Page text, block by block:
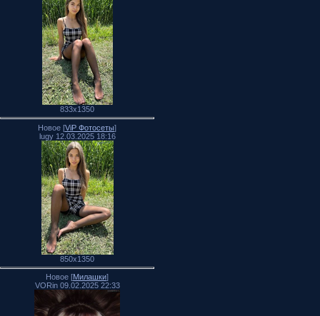
833x1350
Новое [ViP Фотосеты]
lugy 12.03.2025 18:16
850x1350
Новое [Милашки]
VORin 09.02.2025 22:33